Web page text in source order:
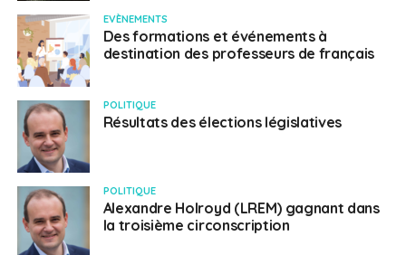
EVÈNEMENTS
Des formations et événements à
destination des professeurs de français
POLITIQUE
Résultats des élections législatives
POLITIQUE
Alexandre Holroyd (LREM) gagnant dans
la troisième circonscription